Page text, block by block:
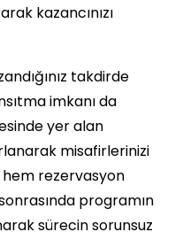
kazancınızı
takdirde
imkanı da
yer alan
misafirlerinizi
hem rezervasyon
programın
sürecin sorunsuz